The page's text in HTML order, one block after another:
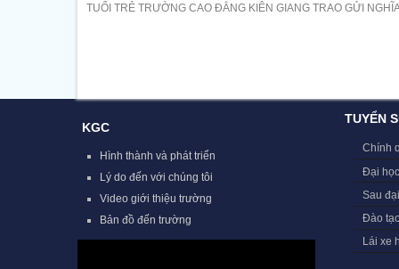
TUỔI TRẺ TRƯỜNG CAO ĐẲNG KIÊN GIANG TRAO GỬI
KGC
Hình thành và phát triển
Lý do đến với chúng tôi
Video giới thiệu trường
Bản đồ đến trường
TUYỂN
Chính
Đại
Sau
Đào
Lái xe